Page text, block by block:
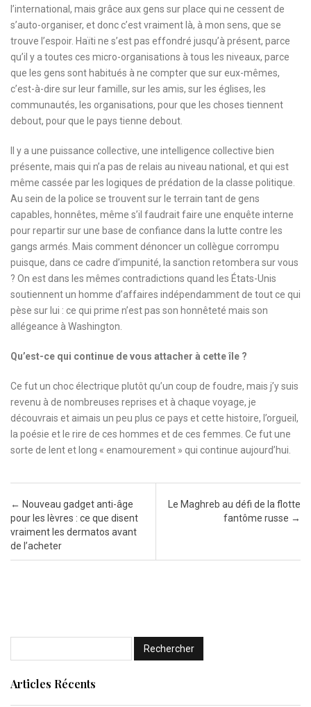
l’international, mais grâce aux gens sur place qui ne cessent de
s’auto-organiser, et donc c’est vraiment là, à mon sens, que se
trouve l’espoir. Haïti ne s’est pas effondré jusqu’à présent, parce
qu’il y a toutes ces micro-organisations à tous les niveaux, parce
que les gens sont habitués à ne compter que sur eux-mêmes,
c’est-à-dire sur leur famille, sur les amis, sur les églises, les
communautés, les organisations, pour que les choses tiennent
debout, pour que le pays tienne debout.
Il y a une puissance collective, une intelligence collective bien
présente, mais qui n’a pas de relais au niveau national, et qui est
même cassée par les logiques de prédation de la classe politique.
Au sein de la police se trouvent sur le terrain tant de gens
capables, honnêtes, même s’il faudrait faire une enquête interne
pour repartir sur une base de confiance dans la lutte contre les
gangs armés. Mais comment dénoncer un collègue corrompu
puisque, dans ce cadre d’impunité, la sanction retombera sur vous
? On est dans les mêmes contradictions quand les États-Unis
soutiennent un homme d’affaires indépendamment de tout ce qui
pèse sur lui : ce qui prime n’est pas son honnêteté mais son
allégeance à Washington.
Qu’est-ce qui continue de vous attacher à cette île ?
Ce fut un choc électrique plutôt qu’un coup de foudre, mais j’y suis
revenu à de nombreuses reprises et à chaque voyage, je
découvrais et aimais un peu plus ce pays et cette histoire, l’orgueil,
la poésie et le rire de ces hommes et de ces femmes. Ce fut une
sorte de lent et long « enamourement » qui continue aujourd’hui.
Post navigation
← Nouveau gadget anti-âge
pour les lèvres : ce que disent
vraiment les dermatos avant
de l’acheter
Le Maghreb au défi de la flotte
fantôme russe →
Articles Récents